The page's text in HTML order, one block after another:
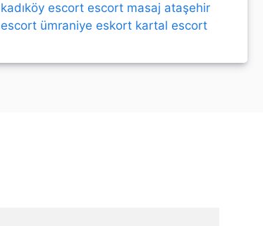
kadıköy escort escort masaj ataşehir
escort ümraniye eskort kartal escort